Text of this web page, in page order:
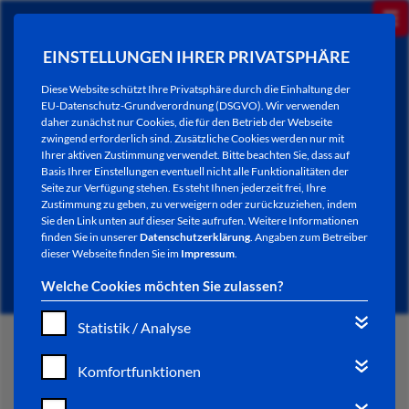
EINSTELLUNGEN IHRER PRIVATSPHÄRE
Diese Website schützt Ihre Privatsphäre durch die Einhaltung der
EU-Datenschutz-Grundverordnung (DSGVO). Wir verwenden
daher zunächst nur Cookies, die für den Betrieb der Webseite
zwingend erforderlich sind. Zusätzliche Cookies werden nur mit
Ihrer aktiven Zustimmung verwendet. Bitte beachten Sie, dass auf
Basis Ihrer Einstellungen eventuell nicht alle Funktionalitäten der
Seite zur Verfügung stehen. Es steht Ihnen jederzeit frei, Ihre
Zustimmung zu geben, zu verweigern oder zurückzuziehen, indem
Sie den Link unten auf dieser Seite aufrufen. Weitere Informationen
finden Sie in unsererDatenschutzerklärung. Angaben zum Betreiber
dieser Webseite finden Sie im Impressum.
Welche Cookies möchten Sie zulassen?
Statistik / Analyse
Komfortfunktionen
NEWSLETTER / CITY LETTER
START